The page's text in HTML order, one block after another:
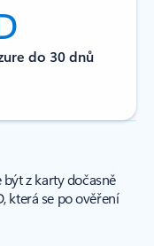
do 30 dnů
z karty dočasně
která se po ověření